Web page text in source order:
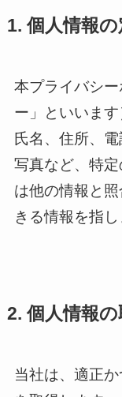
1. 個人情報
本プライバシ
ー」といいます
氏名、住所、
写真など、特
は他の情報と
きる情報を指し
2. 個人情報
当社は、適正